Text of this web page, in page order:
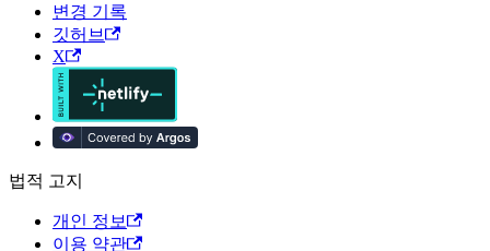
변경 기록
깃허브
X
법적 고지
개인 정보
이용 약관